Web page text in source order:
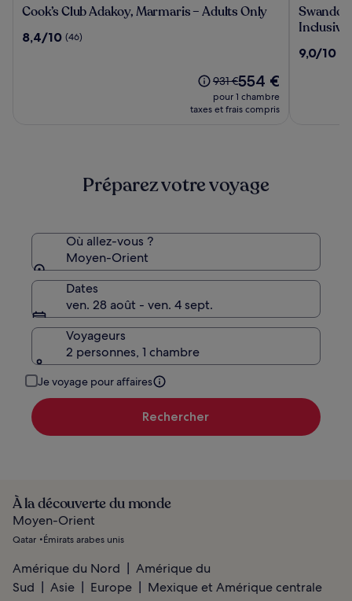
Cook’s
Adakoy,
Cook’s Club Adakoy, Marmaris – Adults Only
8.4
8,4/10 (46)
Le
prix
était
d’informations
sur
standard.
931 €Le
nouveau
prix
554 €
pour 1 chambre
taxes et frais compris
Swandor
Hotels
Resort
Swandor
Inclusive
9.0
9,0/10
Préparez votre voyage
Où allez-vous ?
Moyen-Orient
Dates
ven. 28 août - ven. 4 sept.
Voyageurs
2 personnes, 1 chambre
Je voyage pour affaires
Rechercher
À la découverte du monde
Moyen-Orient
Qatar Émirats arabes unis
Amérique du Nord
Amérique du
Sud
Asie Europe Mexique et Amérique centrale